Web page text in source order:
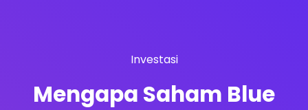
Investasi
Mengapa Saham Blue